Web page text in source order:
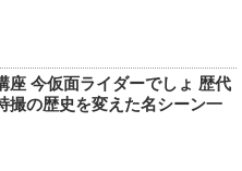
座 今仮面ライダーでしょ 歴代
撮の歴史を変えた名シーン一